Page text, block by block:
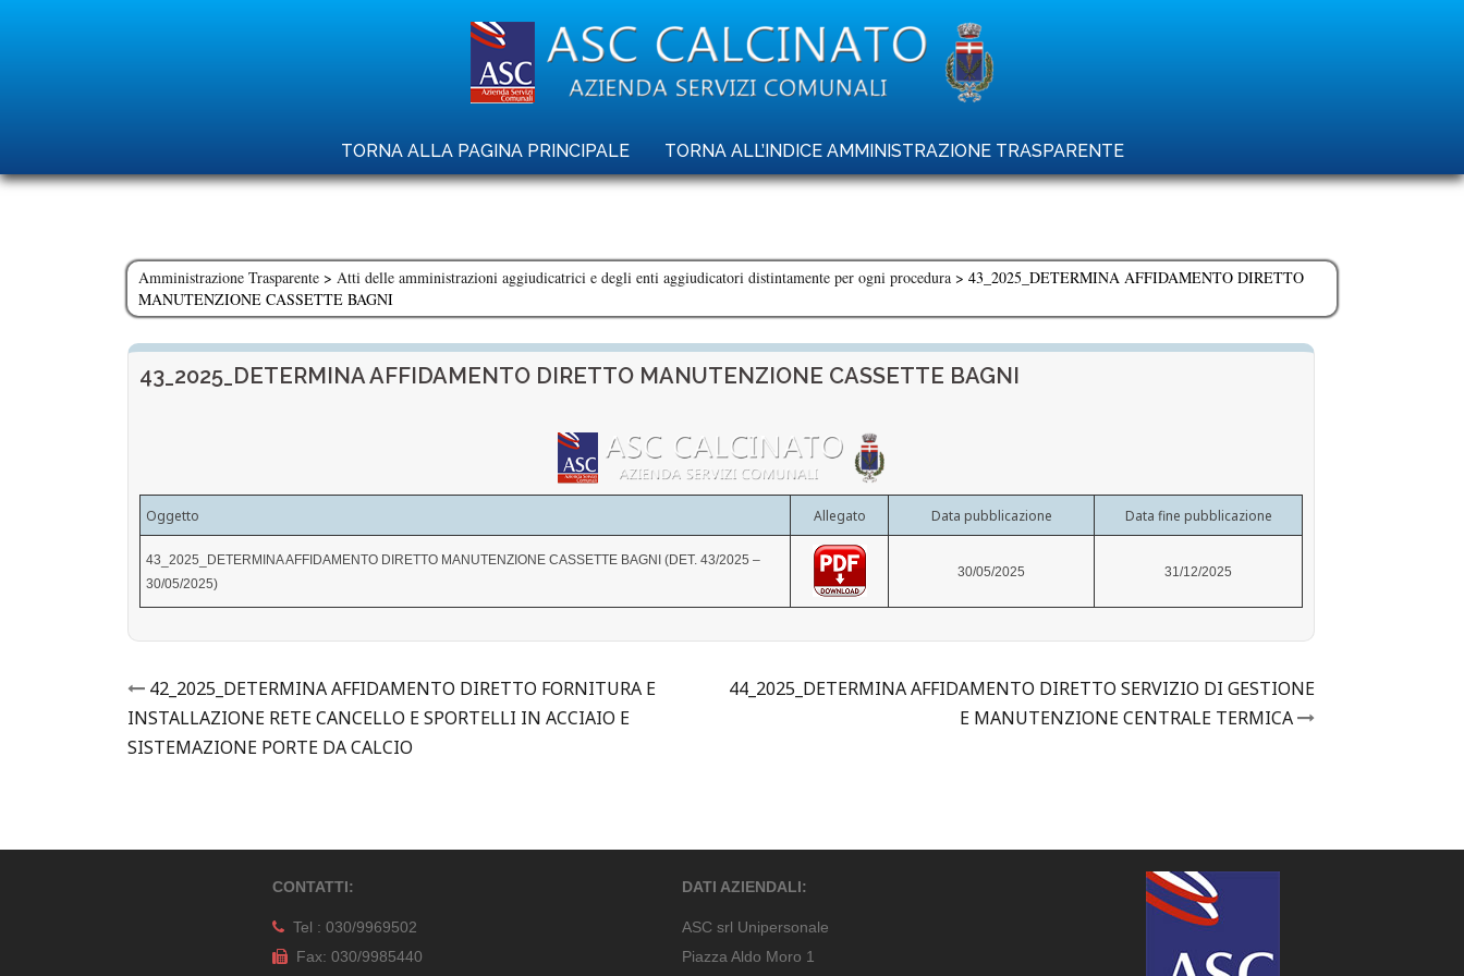
TORNA ALLA PAGINA PRINCIPALE TORNA ALL’INDICE AMMINISTRAZIONE TRASPARENTE
Amministrazione Trasparente > Atti delle amministrazioni aggiudicatrici e degli enti aggiudicatori distintamente per ogni procedura > 43_2025_DETERMINA AFFIDAMENTO DIRETTO
MANUTENZIONE CASSETTE BAGNI
43_2025_DETERMINA AFFIDAMENTO DIRETTO MANUTENZIONE CASSETTE BAGNI
Oggetto Allegato Data pubblicazione Data fine pubblicazione
43_2025_DETERMINA AFFIDAMENTO DIRETTO MANUTENZIONE CASSETTE BAGNI (DET. 43/2025 –
30/05/2025)
30/05/2025 31/12/2025
Post
navigation
42_2025_DETERMINA AFFIDAMENTO DIRETTO FORNITURA E
INSTALLAZIONE RETE CANCELLO E SPORTELLI IN ACCIAIO E
SISTEMAZIONE PORTE DA CALCIO
44_2025_DETERMINA AFFIDAMENTO DIRETTO SERVIZIO DI GESTIONE
E MANUTENZIONE CENTRALE TERMICA
CONTATTI:
Tel : 030/9969502
Fax: 030/9985440
DATI AZIENDALI:
ASC srl Unipersonale
Piazza Aldo Moro 1